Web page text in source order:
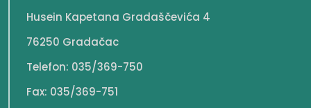
Husein Kapetana Gradaščevića 4
76250 Gradačac
Telefon: 035/369-750
Fax: 035/369-751